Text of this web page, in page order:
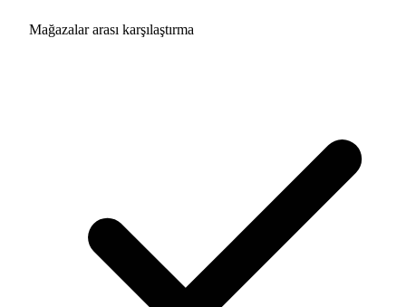
Mağazalar arası karşılaştırma